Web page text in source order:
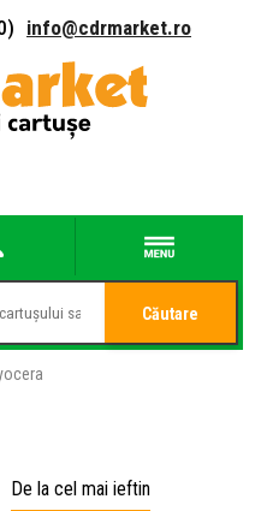
info@cdrmarket.ro
Căutare
De la cel mai ieftin